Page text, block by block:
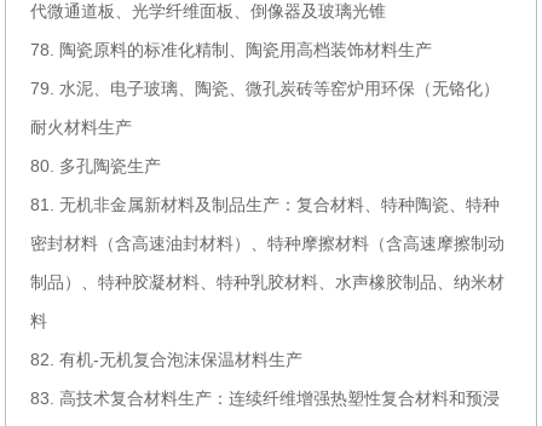
代微通道板、光学纤维面板、倒像器及玻璃光锥
78. 陶瓷原料的标准化精制、陶瓷用高档装饰材料生产
79. 水泥、电子玻璃、陶瓷、微孔炭砖等窑炉用环保（无铬化）
耐火材料生产
80. 多孔陶瓷生产
81. 无机非金属新材料及制品生产：复合材料、特种陶瓷、特种
密封材料（含高速油封材料）、特种摩擦材料（含高速摩擦制动
制品）、特种胶凝材料、特种乳胶材料、水声橡胶制品、纳米材
料
82. 有机-无机复合泡沫保温材料生产
83. 高技术复合材料生产：连续纤维增强热塑性复合材料和预浸